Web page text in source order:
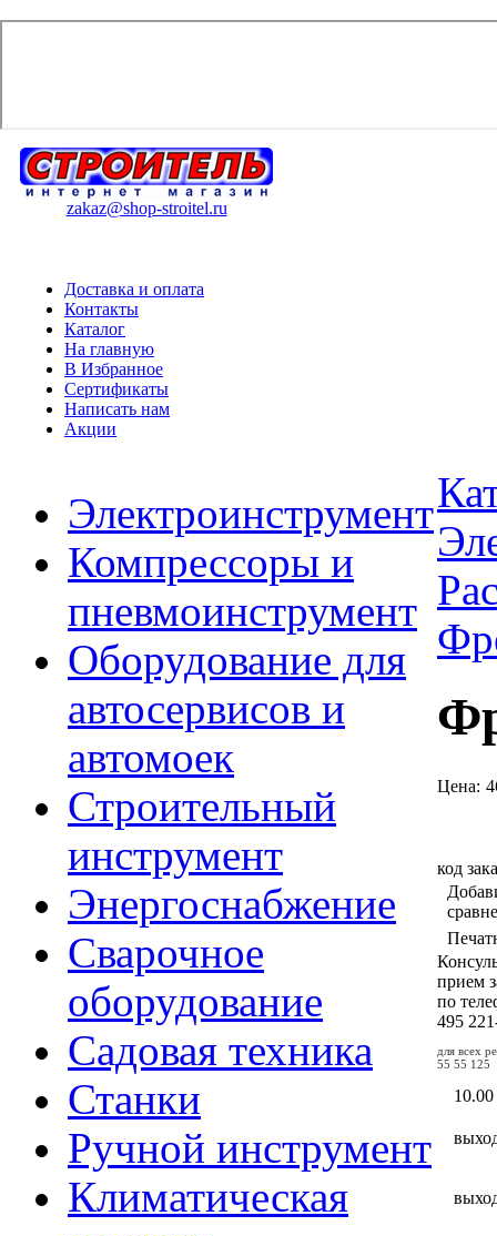
zakaz@shop-stroitel.ru
Доставка и оплата
Контакты
Каталог
На главную
В Избранное
Сертификаты
Написать нам
Акции
Электроинструмент
Компрессоры и
пневмоинструмент
Оборудование для
автосервисов и
автомоек
Строительный
инструмент
Энергоснабжение
Сварочное
оборудование
Садовая техника
Станки
Ручной инструмент
Климатическая
Цена:
код
прием
по
495
для всех
55 55 125